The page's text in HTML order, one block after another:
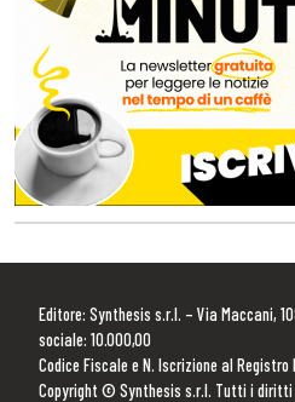
Editore: Synthesis s.r.l. – Via Maccani,
sociale: 10.000,00
Codice Fiscale e N. Iscrizione al Registro
Copyright © Synthesis s.r.l. Tutti i diritti